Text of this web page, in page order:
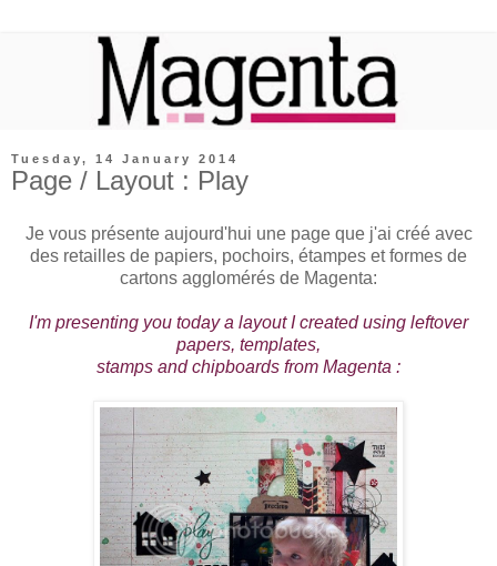
Tuesday, 14 January 2014
Page / Layout : Play
Je vous présente aujourd'hui une page que j'ai créé avec
des retailles de papiers, pochoirs, étampes et formes de
cartons agglomérés de Magenta:
I'm presenting you today a layout I created using leftover
papers, templates,
stamps and chipboards from Magenta :